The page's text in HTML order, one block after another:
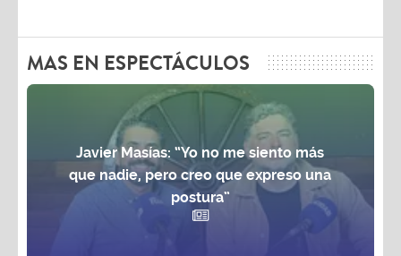
MAS EN ESPECTÁCULOS
Javier Masías: “Yo no me siento más
que nadie, pero creo que expreso una
postura”